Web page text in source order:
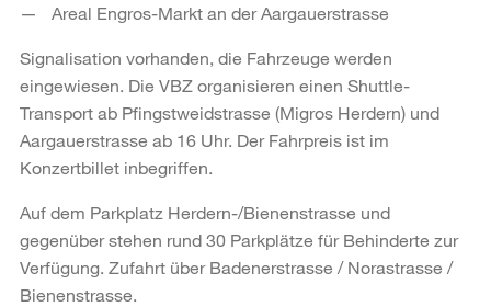
Areal Engros-Markt an der Aargauerstrasse
Signalisation vorhanden, die Fahrzeuge werden
eingewiesen. Die VBZ organisieren einen Shuttle-
Transport ab Pfingstweidstrasse (Migros Herdern) und
Aargauerstrasse ab 16 Uhr. Der Fahrpreis ist im
Konzertbillet inbegriffen.
Auf dem Parkplatz Herdern-/Bienenstrasse und
gegenüber stehen rund 30 Parkplätze für Behinderte zur
Verfügung. Zufahrt über Badenerstrasse / Norastrasse /
Bienenstrasse.